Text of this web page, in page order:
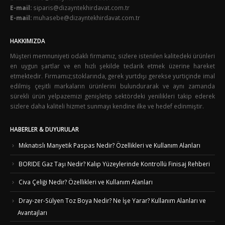
E-mail: siparis@dizayntekhirdavat.com.tr
E-mail: muhasebe@dizayntekhirdavat.com.tr
HAKKIMIZDA
Müşteri memnuniyeti odaklı firmamız, sizlere istenilen kalitedeki ürünleri
en uygun şartlar ve en hızlı şekilde tedarik etmek üzerine hareket
etmektedir. Firmamız;stoklarında, gerek yurtdışı gerekse yurtiçinde imal
edilmiş çeşitli markaların ürünlerini bulundurarak ve aynı zamanda
sürekli ürün yelpazemizi genişletip sektördeki yenilikleri takip ederek
sizlere daha kaliteli hizmet sunmayı kendine ilke ve hedef edinmiştir.
HABERLER & DUYURULAR
Mıknatıslı Manyetik Paspas Nedir? Özellikleri ve Kullanım Alanları
BORIDE Gaz Taşı Nedir? Kalıp Yüzeylerinde Kontrollü Finisaj Rehberi
Civa Çeliği Nedir? Özellikleri ve Kullanım Alanları
Dray-zer-Sülyen Toz Boya Nedir? Ne İşe Yarar? Kullanım Alanları ve
Avantajları